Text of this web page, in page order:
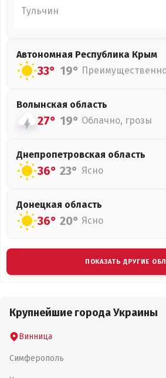
Тульчин
Автономная Республика Крым
33° 19°
Волынская область
27° 19° Облачно, грозы
Днепропетровская область
36° 23° Ясно
Донецкая область
36° 20° Ясно
ПОКАЗАТЬ ДРУГИЕ
Крупнейшие города Украины
Винница
Симферополь